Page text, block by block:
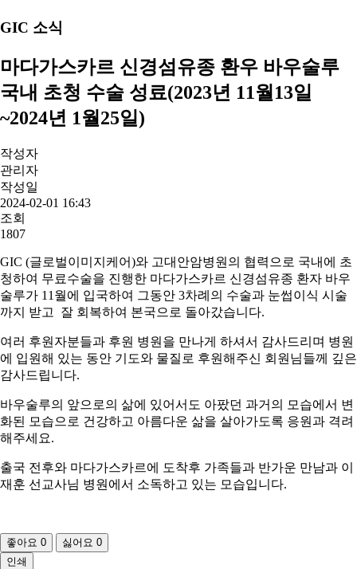
GIC 소식
마다가스카르 신경섬유종 환우 바우술루
국내 초청 수술 성료(2023년 11월13일
~2024년 1월25일)
작성자
관리자
작성일
2024-02-01 16:43
조회
1807
GIC (글로벌이미지케어)와 고대안암병원의 협력으로 국내에 초
청하여 무료수술을 진행한 마다가스카르 신경섬유종 환자 바우
술루가 11월에 입국하여 그동안 3차례의 수술과 눈썹이식 시술
까지 받고 잘 회복하여 본국으로 돌아갔습니다.
여러 후원자분들과 후원 병원을 만나게 하셔서 감사드리며 병원
에 입원해 있는 동안 기도와 물질로 후원해주신 회원님들께 깊은
감사드립니다.
바우술루의 앞으로의 삶에 있어서도 아팠던 과거의 모습에서 변
화된 모습으로 건강하고 아름다운 삶을 살아가도록 응원과 격려
해주세요.
출국 전후와 마다가스카르에 도착후 가족들과 반가운 만남과 이
재훈 선교사님 병원에서 소독하고 있는 모습입니다.
좋아요 0 싫어요 0
인쇄